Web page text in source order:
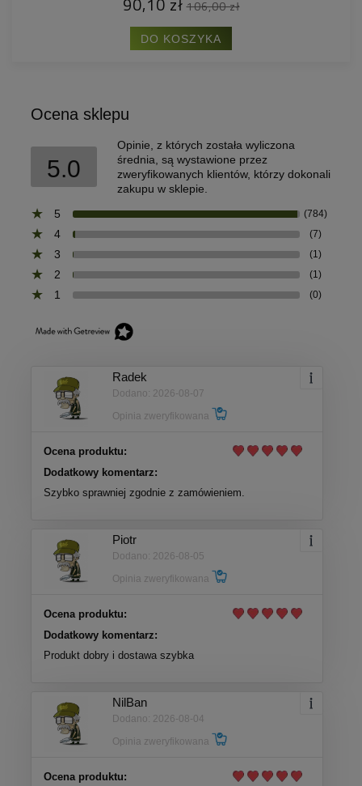
90,10 zł 106,00 zł
DO KOSZYKA
Ocena sklepu
5.0
Opinie, z których została wyliczona
średnia, są wystawione przez
zweryfikowanych klientów, którzy dokonali
zakupu w sklepie.
5
(784)
4 (7)
3 (1)
2 (1)
1 (0)
Radek
Dodano: 2026-08-07
Opinia zweryfikowana
Ocena produktu:
Dodatkowy komentarz:
Szybko sprawniej zgodnie z zamówieniem.
Piotr
Dodano: 2026-08-05
Opinia zweryfikowana
Ocena produktu:
Dodatkowy komentarz:
Produkt dobry i dostawa szybka
NilBan
Dodano: 2026-08-04
Opinia zweryfikowana
Ocena produktu: